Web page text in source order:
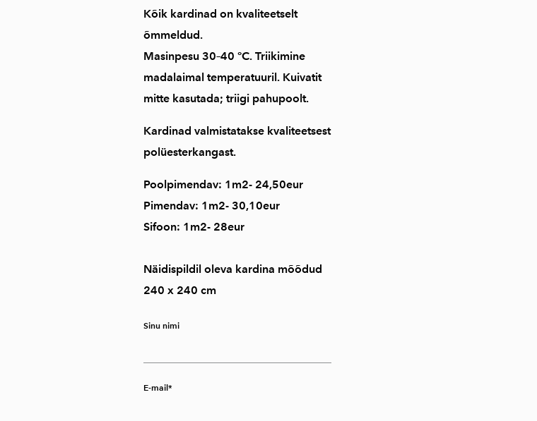
Kõik kardinad on kvaliteetselt
õmmeldud.
Masinpesu 30–40 °C. Triikimine
madalaimal temperatuuril. Kuivatit
mitte kasutada; triigi pahupoolt.
Kardinad valmistatakse kvaliteetsest
polüesterkangast.
Poolpimendav: 1m2- 24,50eur
Pimendav: 1m2- 30,10eur
Sifoon: 1m2- 28eur
Näidispildil oleva kardina mõõdud
240 x 240 cm
Sinu nimi
E-mail